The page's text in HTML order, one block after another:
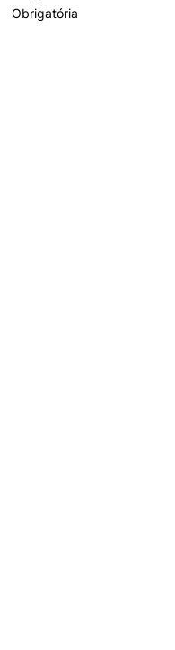
Obrigatória